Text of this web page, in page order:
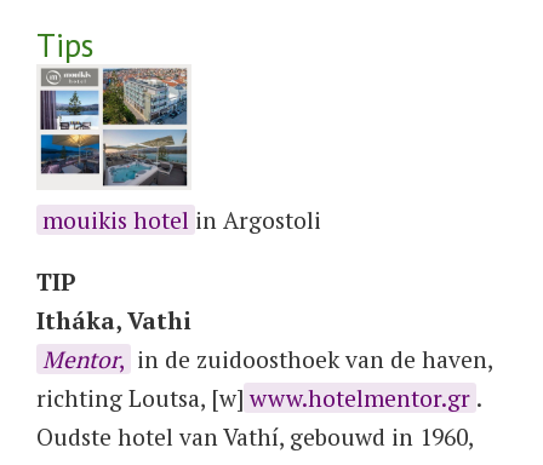
Tips
mouikis hotel in Argostoli
TIP
Itháka, Vathi
Mentor, in de zuidoosthoek van de haven,
richting Loutsa, [w] www.hotelmentor.gr .
Oudste hotel van Vathí, gebouwd in 1960,